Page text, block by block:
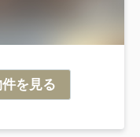
を見る